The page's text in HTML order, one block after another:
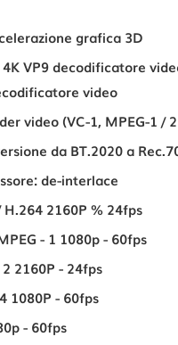
grafica 3D
VP9 decodificatore
video
video (VC-1, MPEG-1 /
da BT.2020 a
de-interlace
2160P % 24fps
- 1 1080p - 60fps
2160P - 24fps
1080P - 60fps
- 60fps